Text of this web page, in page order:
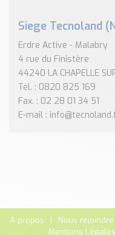
Siege Tecnoland
Erdre Active - Malabry
4 rue du Finistère
44240 LA CHAPELLE
Tél. : 0820 825 169
Fax. : 02 28 01 34 51
E-mail :
A propos Nous rejoindre
Mentions Légales